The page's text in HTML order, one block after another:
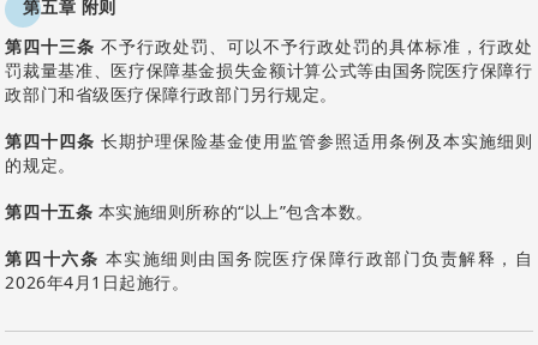
第五章 附则
第四十三条不予行政处罚、可以不予行政处罚的具体标准，行政处
罚裁量基准、医疗保障基金损失金额计算公式等由国务院医疗保障行
政部门和省级医疗保障行政部门另行规定。
第四十四条 长期护理保险基金使用监管参照适用条例及本实施细则
的规定。
第四十五条 本实施细则所称的“以上”包含本数。
第四十六条 本实施细则由国务院医疗保障行政部门负责解释，自
2026年4月1日起施行。